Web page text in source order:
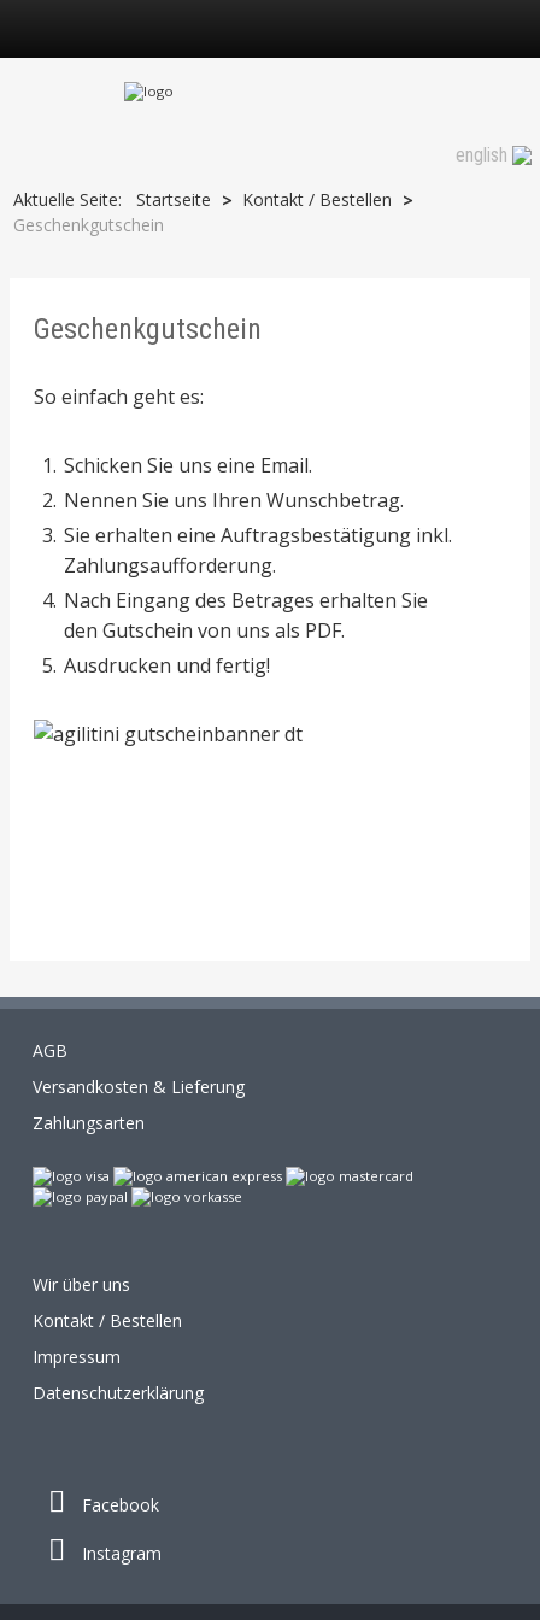
Geschenkgutschein
english
Aktuelle Seite:
Startseite > Kontakt / Bestellen >
Geschenkgutschein
Geschenkgutschein
So einfach geht es:
Schicken Sie uns eine Email.
Nennen Sie uns Ihren Wunschbetrag.
Sie erhalten eine Auftragsbestätigung inkl.
Zahlungsaufforderung.
Nach Eingang des Betrages erhalten Sie
den Gutschein von uns als PDF.
Ausdrucken und fertig!
AGB
Versandkosten & Lieferung
Zahlungsarten
Wir über uns
Kontakt / Bestellen
Impressum
Datenschutzerklärung
Facebook
Instagram